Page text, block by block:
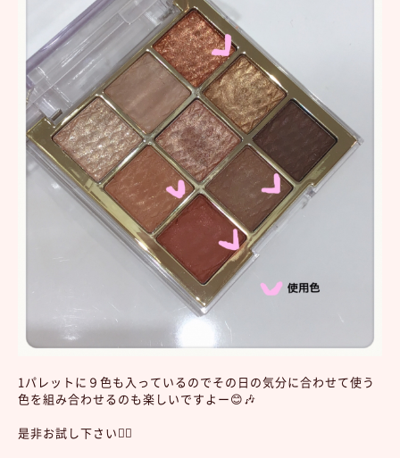
1パレットに９色も入っているのでその日の気分に合わせて使う
色を組み合わせるのも楽しいですよー😊🎶
是非お試し下さい💁‍♀️